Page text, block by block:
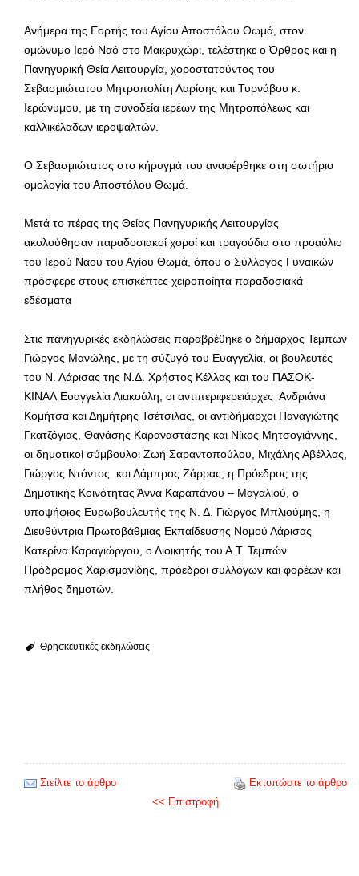
Ανήμερα της Εορτής του Αγίου Αποστόλου Θωμά, στον
ομώνυμο Ιερό Ναό στο Μακρυχώρι, τελέστηκε ο Όρθρος και η
Πανηγυρική Θεία Λειτουργία, χοροστατούντος του
Σεβασμιώτατου Μητροπολίτη Λαρίσης και Τυρνάβου κ.
Ιερώνυμου, με τη συνοδεία ιερέων της Μητροπόλεως και
καλλικέλαδων ιεροψαλτών.
Ο Σεβασμιώτατος στο κήρυγμά του αναφέρθηκε στη σωτήριο
ομολογία του Αποστόλου Θωμά.
Μετά το πέρας της Θείας Πανηγυρικής Λειτουργίας
ακολούθησαν παραδοσιακοί χοροί και τραγούδια στο προαύλιο
του Ιερού Ναού του Αγίου Θωμά, όπου ο Σύλλογος Γυναικών
πρόσφερε στους επισκέπτες χειροποίητα παραδοσιακά
εδέσματα
Στις πανηγυρικές εκδηλώσεις παραβρέθηκε ο δήμαρχος Τεμπών
Γιώργος Μανώλης, με τη σύζυγό του Ευαγγελία, οι βουλευτές
του Ν. Λάρισας της Ν.Δ. Χρήστος Κέλλας και του ΠΑΣΟΚ-
ΚΙΝΑΛ Ευαγγελία Λιακούλη, οι αντιπεριφερειάρχες Ανδριάνα
Κομήτσα και Δημήτρης Τσέτσιλας, οι αντιδήμαρχοι Παναγιώτης
Γκατζόγιας, Θανάσης Καραναστάσης και Νίκος Μητσογιάννης,
οι δημοτικοί σύμβουλοι Ζωή Σαραντοπούλου, Μιχάλης Αβέλλας,
Γιώργος Ντόντος και Λάμπρος Ζάρρας, η Πρόεδρος της
Δημοτικής Κοινότητας Άννα Καραπάνου – Μαγαλιού, ο
υποψήφιος Ευρωβουλευτής της Ν. Δ. Γιώργος Μπλιούμης, η
Διευθύντρια Πρωτοβάθμιας Εκπαίδευσης Νομού Λάρισας
Κατερίνα Καραγιώργου, ο Διοικητής του Α.Τ. Τεμπών
Πρόδρομος Χαρισμανίδης, πρόεδροι συλλόγων και φορέων και
πλήθος δημοτών.
Θρησκευτικές εκδηλώσεις
Στείλτε το άρθρο
Εκτυπώστε το άρθρο
<< Επιστροφή